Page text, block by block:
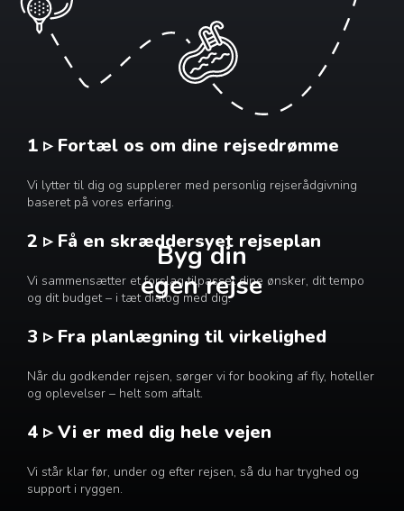
Byg din
egen rejse
1 ▹ Fortæl os om dine rejsedrømme
Vi lytter til dig og supplerer med personlig rejserådgivning
baseret på vores erfaring.
2 ▹ Få en skræddersyet rejseplan
Vi sammensætter et forslag tilpasset dine ønsker, dit tempo
og dit budget – i tæt dialog med dig.
3 ▹ Fra planlægning til virkelighed
Når du godkender rejsen, sørger vi for booking af fly, hoteller
og oplevelser – helt som aftalt.
4 ▹ Vi er med dig hele vejen
Vi står klar før, under og efter rejsen, så du har tryghed og
support i ryggen.